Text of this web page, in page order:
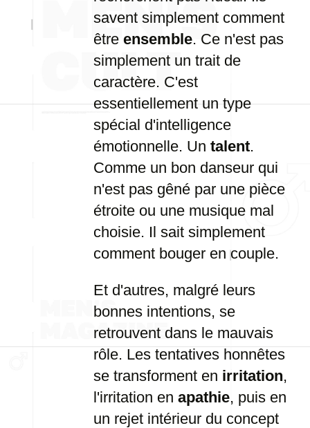
savent simplement comment
être ensemble. Ce n'est pas
simplement un trait de
caractère. C'est
essentiellement un type
spécial d'intelligence
émotionnelle. Un talent.
Comme un bon danseur qui
n'est pas gêné par une pièce
étroite ou une musique mal
choisie. Il sait simplement
comment bouger en couple.
Et d'autres, malgré leurs
bonnes intentions, se
retrouvent dans le mauvais
rôle. Les tentatives honnêtes
se transforment en irritation,
l'irritation en apathie, puis en
un rejet intérieur du concept